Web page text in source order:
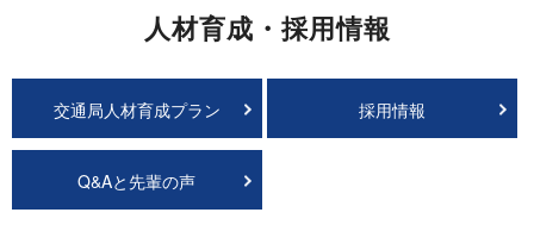
人材育成・採用情報
交通局人材育成プラン 採用情報
Q&Aと先輩の声